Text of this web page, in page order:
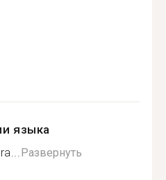
языка
Развернуть